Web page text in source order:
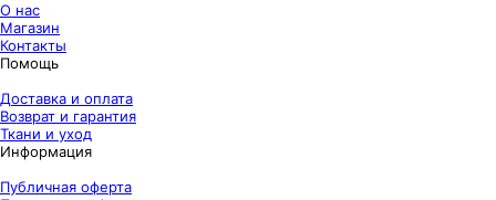
О нас
Магазин
Контакты
Помощь
Доставка и оплата
Возврат и гарантия
Ткани и уход
Информация
Публичная оферта